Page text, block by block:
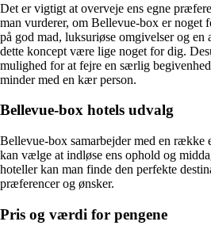
Det er vigtigt at overveje ens egne
man vurderer, om Bellevue-box er noget
på god mad, luksuriøse omgivelser og en
dette koncept være lige noget for dig.
mulighed for at fejre en særlig
minder med en kær person.
Bellevue-box hotels udvalg
Bellevue-box samarbejder med en række
kan vælge at indløse ens ophold og
hoteller kan man finde den perfekte
præferencer og ønsker.
Pris og værdi for pengene